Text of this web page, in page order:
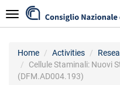
to
main
Navigazione
Home Activities
Cellule Staminali: Nuovi
(DFM.AD004.193)